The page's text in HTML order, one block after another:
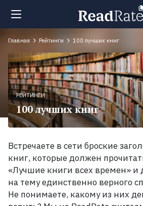
Поиск
Новости
Рейтинги
100
лучших
книг
Книги,
Главная Рейтинги 100 лучших книг
РЕЙТИНГИ
100 лучших книг
Встречаете в сети броские
книг, которые должен
«Лучшие книги всех времен» и
на тему единственно верного
Не понимаете, какому из них